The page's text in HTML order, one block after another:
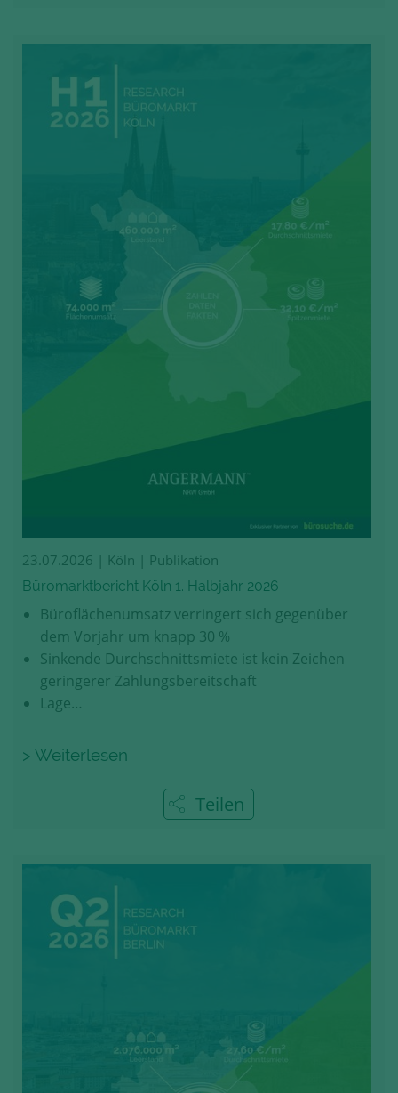
23.07.2026 | Köln | Publikation
Büromarktbericht Köln 1. Halbjahr 2026
Büroflächenumsatz verringert sich gegenüber
dem Vorjahr um knapp 30 %
Sinkende Durchschnittsmiete ist kein Zeichen
geringerer Zahlungsbereitschaft
Lage…
> Weiterlesen
Teilen